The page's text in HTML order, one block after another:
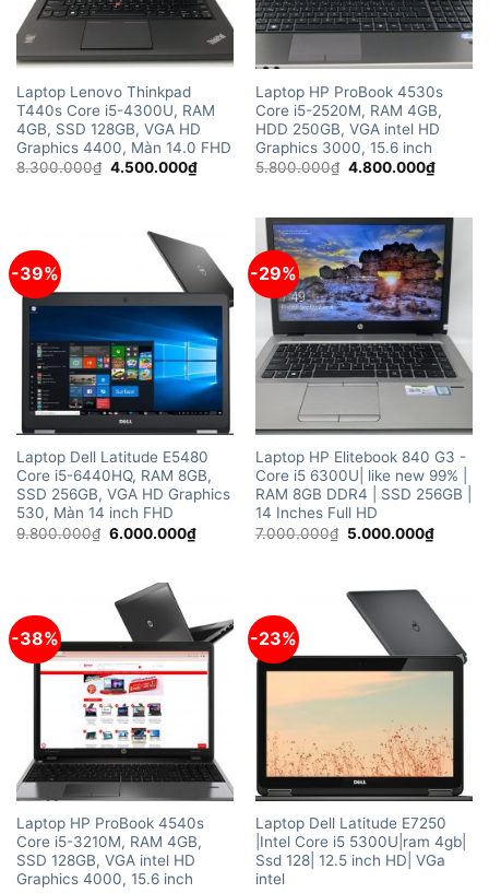
Laptop Lenovo Thinkpad
T440s Core i5-4300U, RAM
4GB, SSD 128GB, VGA HD
Graphics 4400, Màn 14.0 FHD
8.300.000₫ Giá
4.500.000₫Giá
hiện
4.500.000₫.
Laptop HP ProBook 4530s
Core i5-2520M, RAM 4GB,
HDD 250GB, VGA intel HD
Graphics 3000, 15.6 inch
5.800.000₫ Giá
4.800.000₫Giá
hiện
-39%
Laptop Dell Latitude E5480
Core i5-6440HQ, RAM 8GB,
SSD 256GB, VGA HD Graphics
530, Màn 14 inch FHD
9.800.000₫ Giá
6.000.000₫Giá
hiện
-29%
Laptop HP Elitebook 840 G3 -
Core i5 6300U| like new 99% |
RAM 8GB DDR4 | SSD 256GB |
14 Inches Full HD
7.000.000₫ Giá
5.000.000₫Giá
hiện
-38%
Laptop HP ProBook 4540s
Core i5-3210M, RAM 4GB,
SSD 128GB, VGA intel HD
Graphics 4000, 15.6 inch
-23%
Laptop Dell Latitude E7250
|Intel Core i5 5300U|ram 4gb|
Ssd 128| 12.5 inch HD| VGa
intel